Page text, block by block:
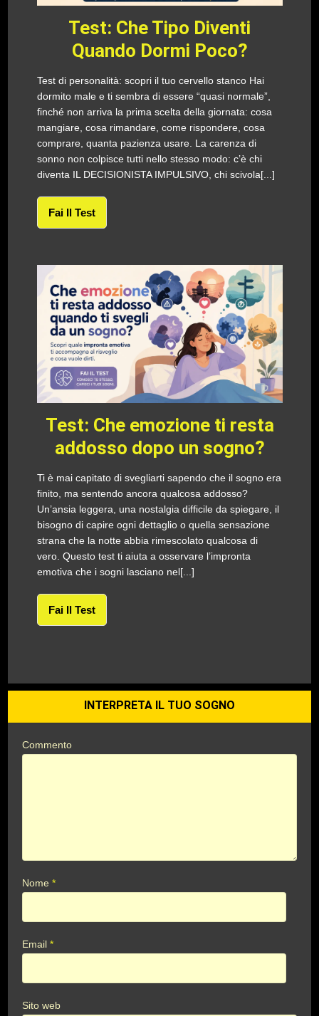
Test: Che Tipo Diventi
Quando Dormi Poco?
Test di personalità: scopri il tuo cervello stanco Hai
dormito male e ti sembra di essere “quasi normale”,
finché non arriva la prima scelta della giornata: cosa
mangiare, cosa rimandare, come rispondere, cosa
comprare, quanta pazienza usare. La carenza di
sonno non colpisce tutti nello stesso modo: c’è chi
diventa IL DECISIONISTA IMPULSIVO, chi scivola[...]
Fai Il Test
Test: Che emozione ti resta
addosso dopo un sogno?
Ti è mai capitato di svegliarti sapendo che il sogno era
finito, ma sentendo ancora qualcosa addosso?
Un’ansia leggera, una nostalgia difficile da spiegare, il
bisogno di capire ogni dettaglio o quella sensazione
strana che la notte abbia rimescolato qualcosa di
vero. Questo test ti aiuta a osservare l’impronta
emotiva che i sogni lasciano nel[...]
Fai Il Test
INTERPRETA IL TUO SOGNO
Commento
Nome*
Email*
Sito web